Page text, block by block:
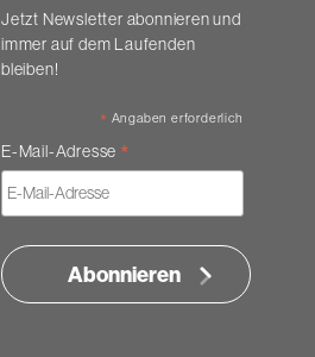
Jetzt Newsletter abonnieren und
immer auf dem Laufenden
bleiben!
* Angaben erforderlich
E-Mail-Adresse *
Abonnieren